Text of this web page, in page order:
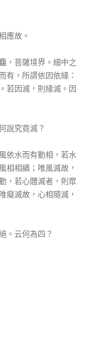
應故。
，菩薩境界。細中之
有，所謂依因依緣：
若因滅，則緣滅。因
說究竟滅？
依水而有動相，若水
相相續；唯風滅故，
，若心體滅者，則眾
癡滅故，心相隨滅，
。云何為四？